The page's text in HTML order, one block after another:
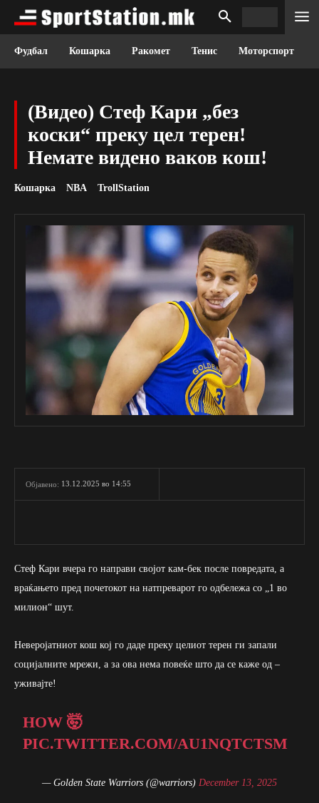
Фудбал Кошарка Ракомет Тенис Моторспорт
(Видео) Стеф Кари „без
коски“ преку цел терен!
Немате видено ваков кош!
Кошарка NBA TrollStation
Објавено: 13.12.2025 во 14:55
Стеф Кари вчера го направи својот кам-бек после повредата, а
враќањето пред почетокот на натпреварот го одбележа со „1 во
милион“ шут.
Неверојатниот кош кој го даде преку целиот терен ги запали
социјалните мрежи, а за ова нема повеќе што да се каже од –
уживајте!
HOW 🤯
PIC.TWITTER.COM/AU1NQTCTSM
— Golden State Warriors (@warriors) December 13, 2025